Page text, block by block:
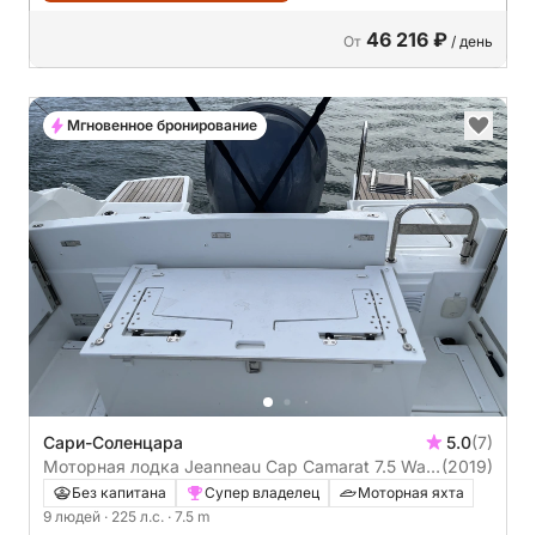
От 46 216 ₽ / день
Сари-Соленцара 5.0(7)
Моторная лодка Jeanneau Cap Camarat 7.5 Wa
225л.с.
(2019)
Без капитана Супер владелец
Моторная яхта
9 людей · 225 л.с. · 7.5 m
Мгновенное бронирование